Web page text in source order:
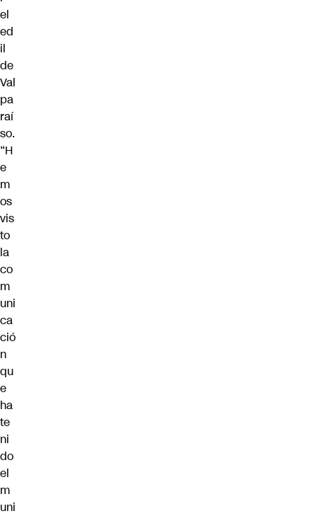
el
ed
il
de
Val
pa
raí
so.
“H
e
m
os
vis
to
la
co
m
uni
ca
ció
n
qu
e
ha
te
ni
do
el
m
uni